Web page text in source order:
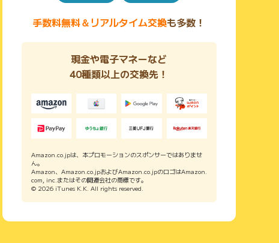
手数料無料＆リアルタイム交換も多数！
現金や電子マネーなど
40種類以上の交換先！
Amazon.co.jpは、本プロモーションのスポンサーではありませ
ん。
Amazon、Amazon.co.jpおよびAmazon.co.jpのロゴはAmazon.
com, inc.またはその関連会社の商標です。
© 2026 iTunes K.K. All rights reserved.